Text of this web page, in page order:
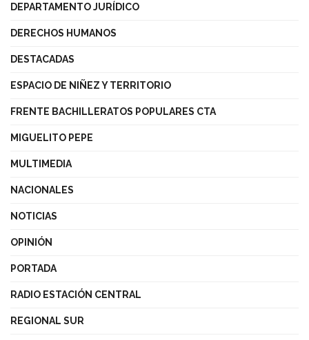
DEPARTAMENTO JURÍDICO
DERECHOS HUMANOS
DESTACADAS
ESPACIO DE NIÑEZ Y TERRITORIO
FRENTE BACHILLERATOS POPULARES CTA
MIGUELITO PEPE
MULTIMEDIA
NACIONALES
NOTICIAS
OPINIÓN
PORTADA
RADIO ESTACIÓN CENTRAL
REGIONAL SUR